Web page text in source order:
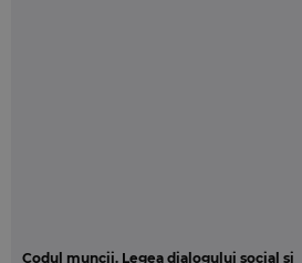
invatamant superior; Legea
internshipul; O.U.G. nr. 96/
maternitatii la locurile de
210/1999 a concediului
privind concediul si
teritoriul Romaniei”; H.G.
Codul muncii. Legea dialogului social și